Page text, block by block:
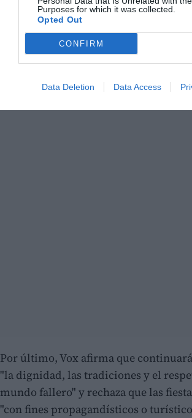
Purposes for which it was collected.
Opted Out
CONFIRM
Data Deletion Data Access
Por último, Vox afirma que
"la dignidad, las tradiciones y el
mundo fallero" y rechaza que las
"con fines propagandísticos o